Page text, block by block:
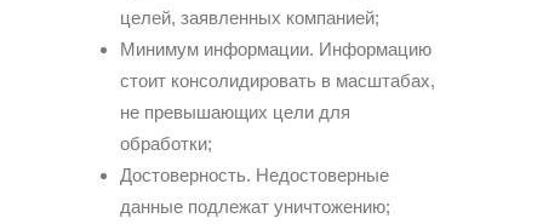
целей, заявленных компанией;
Минимум информации. Информацию
стоит консолидировать в масштабах,
не превышающих цели для
обработки;
Достоверность. Недостоверные
данные подлежат уничтожению;